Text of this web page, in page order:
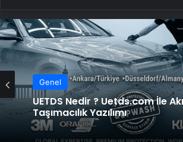
Genel
Genel
Trabzon Demir: Bölgenin
Gücü